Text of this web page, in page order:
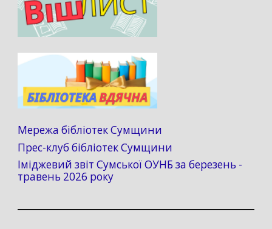
Мережа бібліотек Сумщини
Прес-клуб бібліотек Сумщини
Іміджевий звіт Сумської ОУНБ за березень -
травень 2026 року